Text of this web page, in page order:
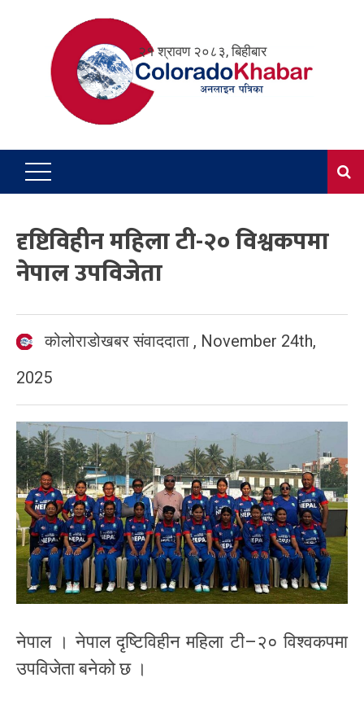
२१ श्रावण २०८३, बिहीबार
दृष्टिविहीन महिला टी-२० विश्वकपमा
नेपाल उपविजेता
कोलोराडोखबर संवाददाता , November 24th,
2025
नेपाल । नेपाल दृष्टिविहीन महिला टी–२० विश्वकपमा
उपविजेता बनेको छ ।